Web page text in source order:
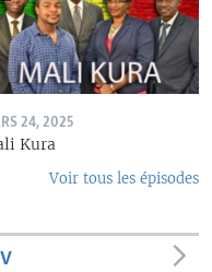
24, 2025
Kura
Voir tous les épisodes